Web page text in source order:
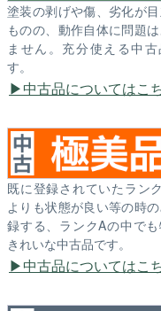
塗装の剥げや傷、劣化が
ものの、動作自体に問題は
ません。充分使える中
す。
中古品についてはこ
既に登録されていたラン
よりも状態が良い等の時
録する、ランクAの中でも
きれいな中古品です。
中古品についてはこ